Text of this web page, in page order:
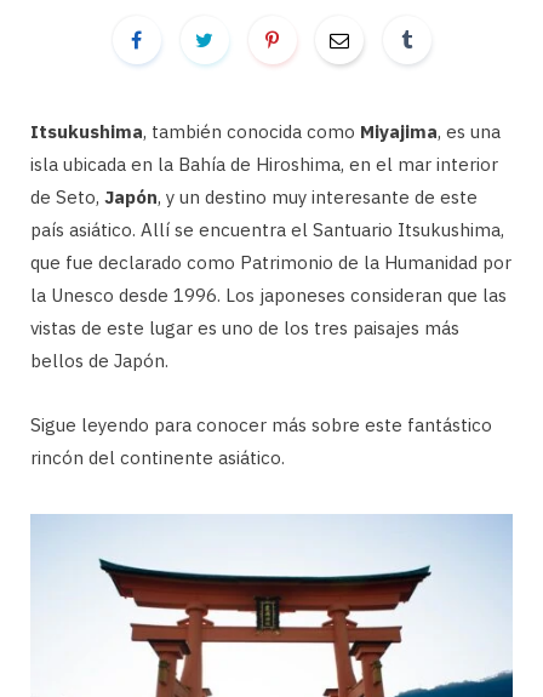
Itsukushima, también conocida como Miyajima, es una
isla ubicada en la Bahía de Hiroshima, en el mar interior
de Seto, Japón, y un destino muy interesante de este
país asiático. Allí se encuentra el Santuario Itsukushima,
que fue declarado como Patrimonio de la Humanidad por
la Unesco desde 1996. Los japoneses consideran que las
vistas de este lugar es uno de los tres paisajes más
bellos de Japón.
Sigue leyendo para conocer más sobre este fantástico
rincón del continente asiático.